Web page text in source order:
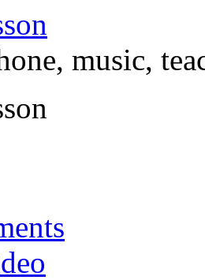
music,